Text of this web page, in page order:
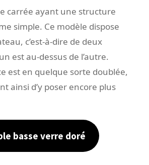
carrée ayant une structure
simple. Ce modèle dispose
c’est-à-dire de deux
est au-dessus de l’autre.
est en quelque sorte doublée,
ainsi d’y poser encore plus
basse verre doré